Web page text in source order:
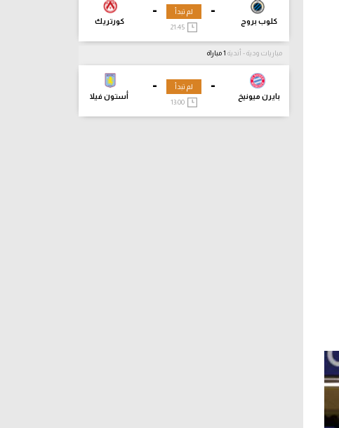
-
كلوب بروج
-
كورتريك
لم تبدأ
مباريات ودية - أندية
-
بايرن ميونيخ
-
أستون فيلا
لم تبدأ